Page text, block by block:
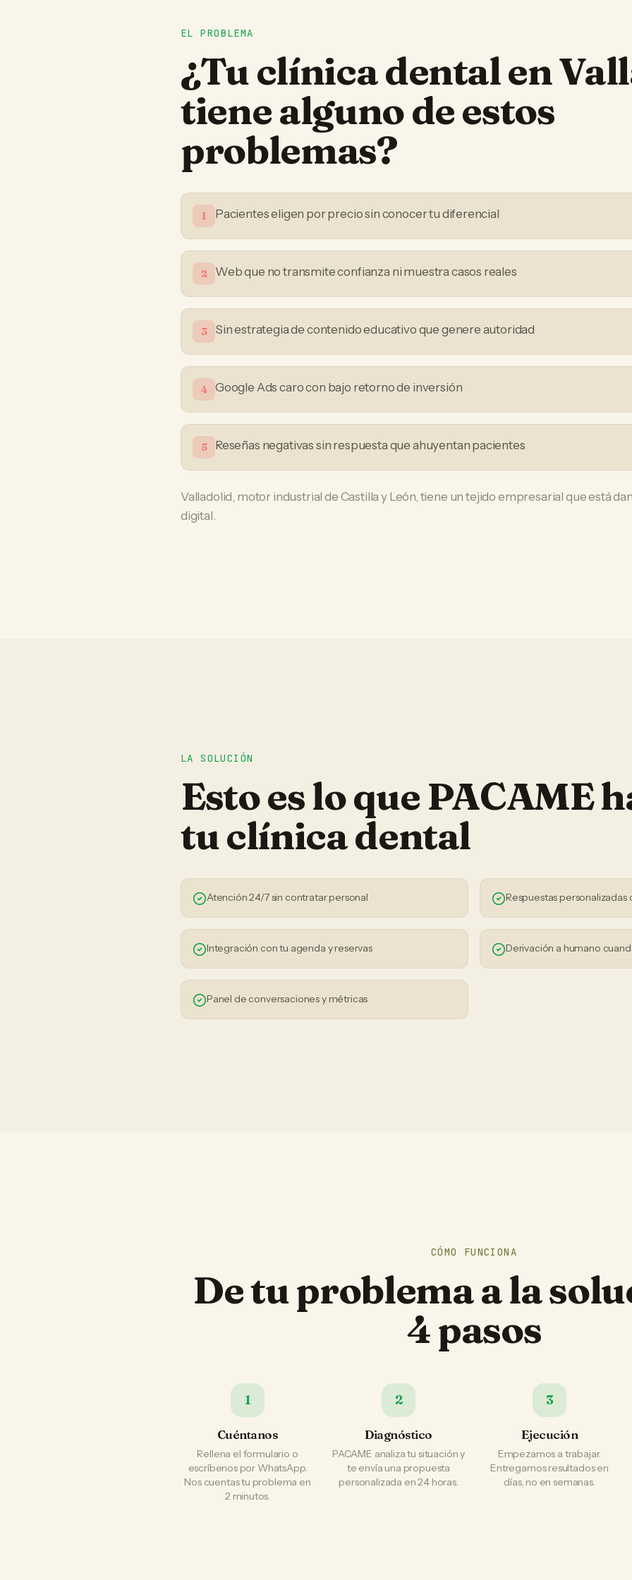
EL PROBLEMA
¿Tuclínica dentalen
tiene alguno de estos
problemas?
1 Pacientes eligen por precio sin conocer tu diferencial
2 Web que no transmite confianza ni muestra casos reales
3 Sin estrategia de contenido educativo que genere autoridad
4 Google Ads caro con bajo retorno de inversión
5 Reseñas negativas sin respuesta que ahuyentan pacientes
Valladolid, motor industrial de Castilla y León, tiene un tejido empresarial que está
digital.
LA SOLUCIÓN
Esto es lo que PACAME
tuclínica dental
Atención 24/7 sin contratar personal Respuestas personalizadas
Integración con tu agenda y reservas Derivación a humano
Panel de conversaciones y métricas
CÓMO FUNCIONA
De tu problema a la
4 pasos
1
Cuéntanos
Rellena el formulario o
escríbenos por WhatsApp.
Nos cuentas tu problema en
2 minutos.
2
Diagnóstico
PACAME analiza tu situación y
te envía una propuesta
personalizada en 24 horas.
3
Ejecución
Empezamos a trabajar.
Entregamos resultados en
días, no en semanas.